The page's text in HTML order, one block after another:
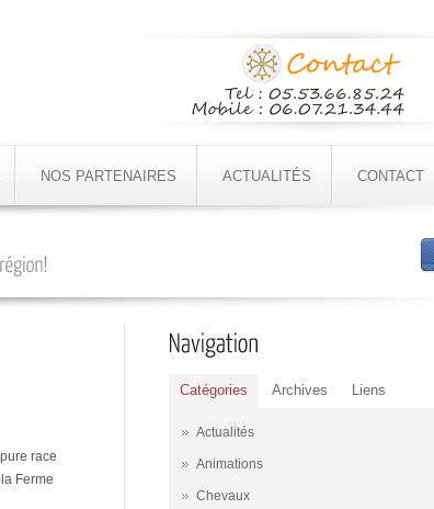
NOS PARTENAIRES ACTUALITÉS CONTACT
race
Ferme
Catégories Archives Liens
Actualités
Animations
Chevaux